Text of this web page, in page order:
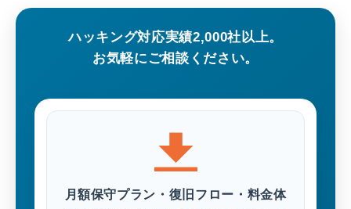
ハッキング対応実績2,000社以上。
お気軽にご相談ください。
月額保守プラン・復旧フロー・料金体